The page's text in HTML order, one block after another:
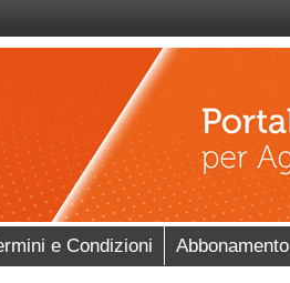
e Condizioni Abbonamento